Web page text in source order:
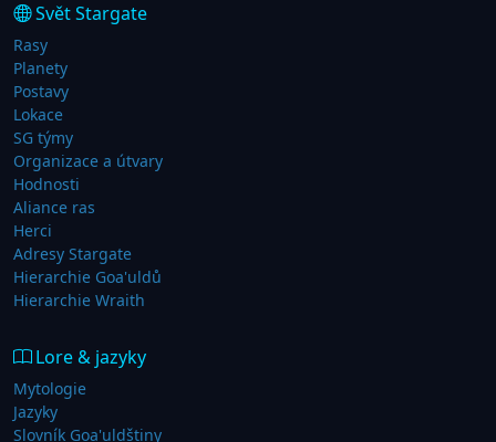
Svět Stargate
Rasy
Planety
Postavy
Lokace
SG týmy
Organizace a útvary
Hodnosti
Aliance ras
Herci
Adresy Stargate
Hierarchie Goa'uldů
Hierarchie Wraith
Lore & jazyky
Mytologie
Jazyky
Slovník Goa'uldštiny